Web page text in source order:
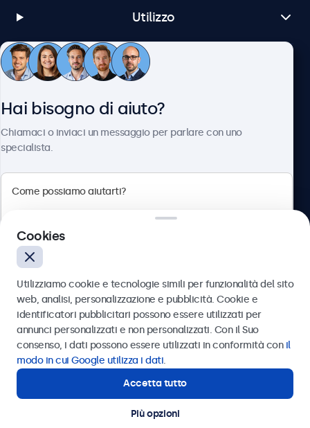
Utilizzo
Servizio Clienti
Italiano
© 2026 Beetronics
Hai bisogno di aiuto?
Chiamaci o inviaci un messaggio per parlare con uno
specialista.
Inviare
Oppure chiamaci al
Contatta i nostri esperti
Cookies
Utilizziamo cookie e tecnologie simili per funzionalità del sito
web, analisi, personalizzazione e pubblicità. Cookie e
identificatori pubblicitari possono essere utilizzati per
annunci personalizzati e non personalizzati. Con il Suo
consenso, i dati possono essere utilizzati in conformità con il
modo in cui Google utilizza i dati.
Accetta tutto
Più opzioni